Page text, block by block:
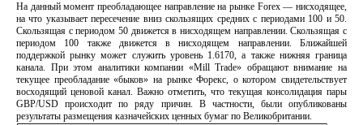
На данный момент преобладающее направление на рынке Forex ― нисходящее,
на что указывает пересечение вниз скользящих средних с периодами 100 и 50.
Скользящая с периодом 50 движется в нисходящем направлении. Скользящая с
периодом 100 также движется в нисходящем направлении. Ближайшей
поддержкой рынку может служить уровень 1.6170, а также нижняя граница
канала. При этом аналитики компании «Mill Trade» обращают внимание на
текущее преобладание «быков» на рынке Форекс, о котором свидетельствует
восходящий ценовой канал. Важно отметить, что текущая консолидация пары
GBP/USD происходит по ряду причин. В частности, были опубликованы
результаты размещения казначейских ценных бумаг по Великобритании.